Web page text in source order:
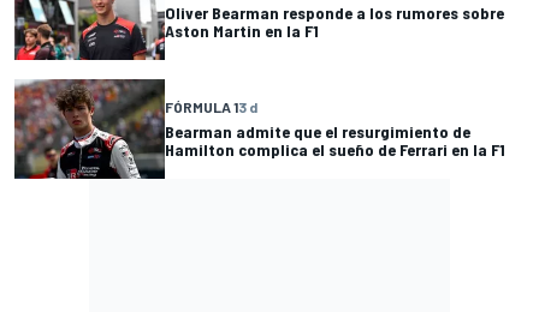
Oliver Bearman responde a los rumores sobre
Aston Martin en la F1
FÓRMULA 13 d
Bearman admite que el resurgimiento de
Hamilton complica el sueño de Ferrari en la F1